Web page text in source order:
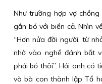
Như trường hợp vợ
gắn bó với biển cả. Nhìn
“Hơn nửa đời người, từ
nhờ vào nghề đánh bắt
phải bỏ thôi”. Hỏi anh có
và bà con thành lập Tổ